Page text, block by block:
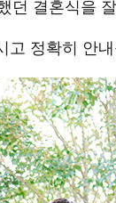
던 결혼식을
고 정확히 안